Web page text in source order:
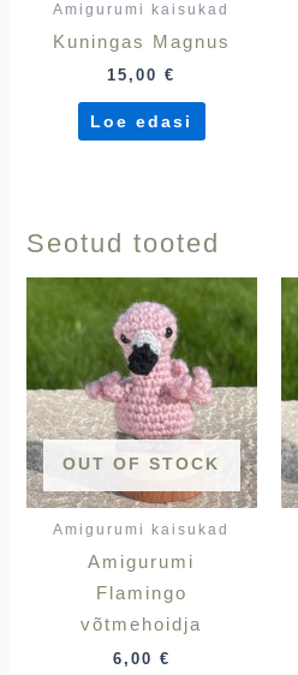
Amigurumi kaisukad
Kuningas Magnus
15,00€
Loe edasi
Seotud tooted
OUT OF STOCK
Amigurumi kaisukad
Amigurumi
Flamingo
võtmehoidja
6,00 €